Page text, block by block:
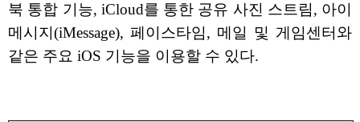
북 통합 기능, iCloud를 통한 공유 사진 스트림, 아이
메시지(iMessage), 페이스타임, 메일 및 게임센터와
같은 주요 iOS 기능을 이용할 수 있다.